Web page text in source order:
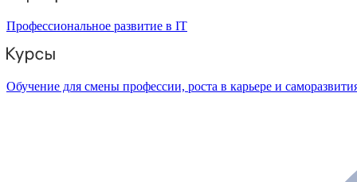
Профессиональное развитие в IT
Обучение для смены профессии, роста в карьере и